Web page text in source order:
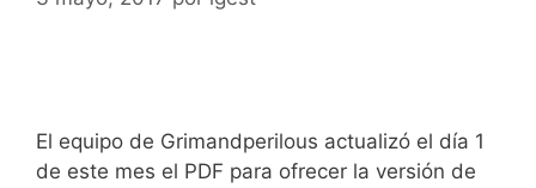
El equipo de Grimandperilous actualizó el día 1
de este mes el PDF para ofrecer la versión de